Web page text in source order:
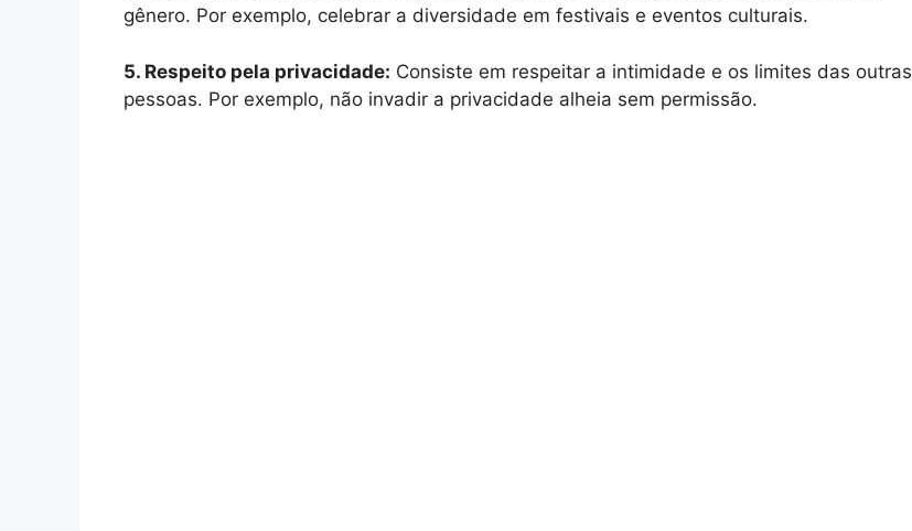
gênero. Por exemplo, celebrar a diversidade em festivais e eventos culturais.
5. Respeito pela privacidade: Consiste em respeitar a intimidade e os limites das outras
pessoas. Por exemplo, não invadir a privacidade alheia sem permissão.